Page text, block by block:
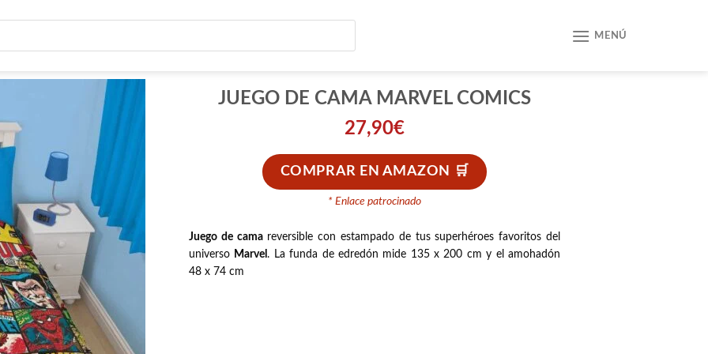
MENÚ
JUEGO DE CAMA MARVEL COMICS
27,90€
COMPRAR EN AMAZON
* Enlace patrocinado
Juego de camareversible con estampado de tus superhéroes favoritos del
universo Marvel. La funda de edredón mide 135 x 200 cm y el amohadón
48 x 74 cm